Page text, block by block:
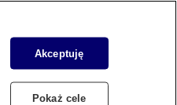
Akceptuję
Pokaż cele